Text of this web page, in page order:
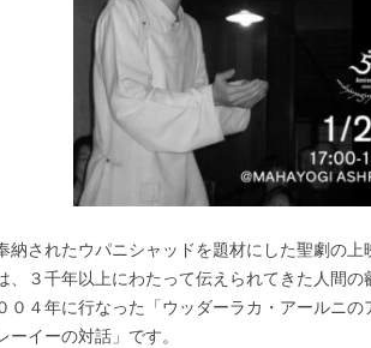
納されたウパニシャッドを題材にした聖劇の上
、３千年以上にわたって伝えられてきた人間の
０４年に行なった「ウッダーラカ・アールニ
ーイーの対話」です。